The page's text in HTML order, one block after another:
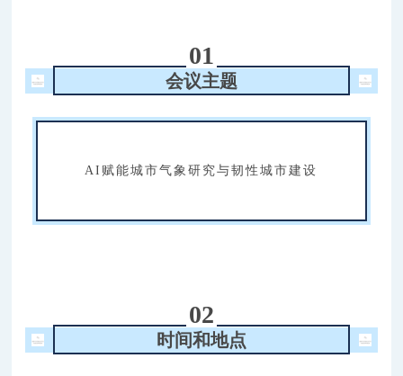
01
会议主题
AI赋能城市气象研究与韧性城市建设
02
时间和地点